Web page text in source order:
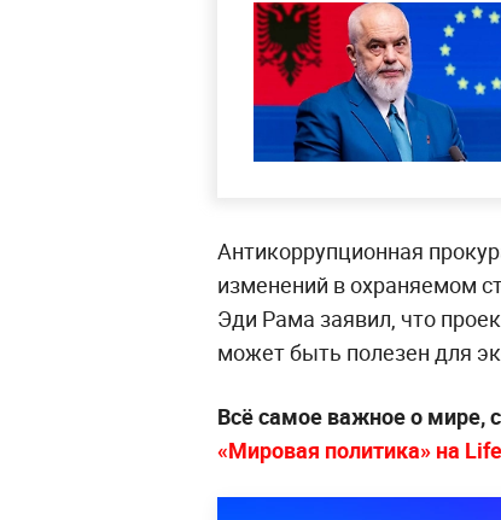
Антикоррупционная
изменений в охраняемом
Эди Рама заявил, что
может быть полезен для
Всё самое важное о мире,
«Мировая политика» на